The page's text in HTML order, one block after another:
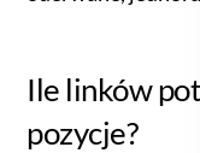
Ile linków
pozycje?